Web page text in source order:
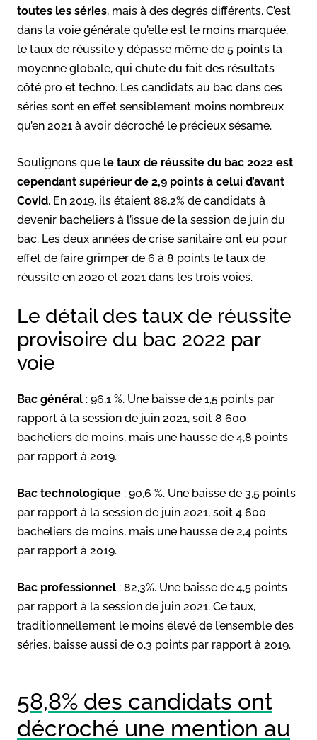
toutes les séries, mais à des degrés différents. C’est
dans la voie générale qu’elle est le moins marquée,
le taux de réussite y dépasse même de 5 points la
moyenne globale, qui chute du fait des résultats
côté pro et techno. Les candidats au bac dans ces
séries sont en effet sensiblement moins nombreux
qu’en 2021 à avoir décroché le précieux sésame.
Soulignons que le taux de réussite du bac 2022 est
cependant supérieur de 2,9 points à celui d’avant
Covid. En 2019, ils étaient 88,2% de candidats à
devenir bacheliers à l’issue de la session de juin du
bac. Les deux années de crise sanitaire ont eu pour
effet de faire grimper de 6 à 8 points le taux de
réussite en 2020 et 2021 dans les trois voies.
Le détail des taux de réussite
provisoire du bac 2022 par
voie
Bac général : 96,1 %. Une baisse de 1,5 points par
rapport à la session de juin 2021, soit 8 600
bacheliers de moins, mais une hausse de 4,8 points
par rapport à 2019.
Bac technologique : 90,6 %. Une baisse de 3,5 points
par rapport à la session de juin 2021, soit 4 600
bacheliers de moins, mais une hausse de 2,4 points
par rapport à 2019.
Bac professionnel : 82,3%. Une baisse de 4,5 points
par rapport à la session de juin 2021. Ce taux,
traditionnellement le moins élevé de l’ensemble des
séries, baisse aussi de 0,3 points par rapport à 2019.
58,8% des candidats ont
décroché une mention au